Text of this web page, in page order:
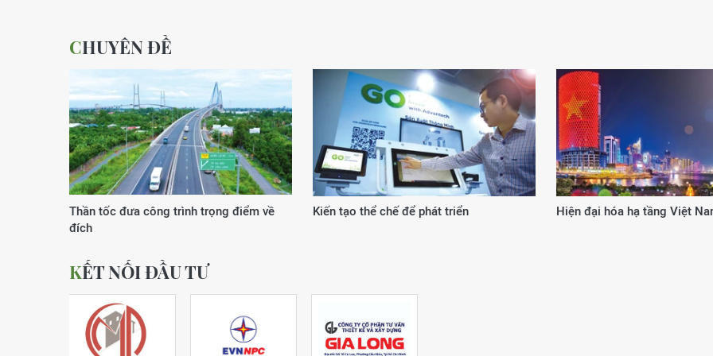
CHUYÊN ĐỀ
Xuân của kỷ nguyên vươn mình Động lực từ cơ chế, chính sách đặc thù 20 năm kiến tạo giá trị
KẾT NỐI ĐẦU TƯ